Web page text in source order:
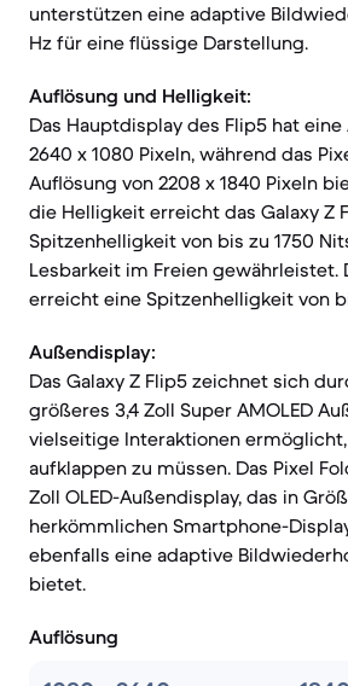
unterstützen eine adaptive
Hz für eine flüssige Darstellung.
Auflösung und Helligkeit:
Das Hauptdisplay des Flip5 hat
2640 x 1080 Pixeln, während das
Auflösung von 2208 x 1840 Pixeln
die Helligkeit erreicht das Galaxy Z
Spitzenhelligkeit von bis zu 1750
Lesbarkeit im Freien gewährleistet.
erreicht eine Spitzenhelligkeit von
Außendisplay:
Das Galaxy Z Flip5 zeichnet sich
größeres 3,4 Zoll Super AMOLED
vielseitige Interaktionen
aufklappen zu müssen. Das Pixel
Zoll OLED-Außendisplay, das in
herkömmlichen Smartphone-
ebenfalls eine adaptive
bietet.
Auflösung